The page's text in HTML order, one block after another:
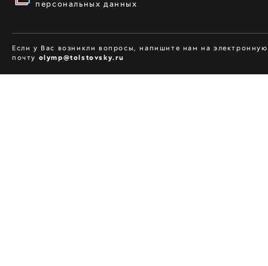
персональных данных
Если у Вас возникли вопросы, напишите нам на электронную
почту olymp@tolstovsky.ru